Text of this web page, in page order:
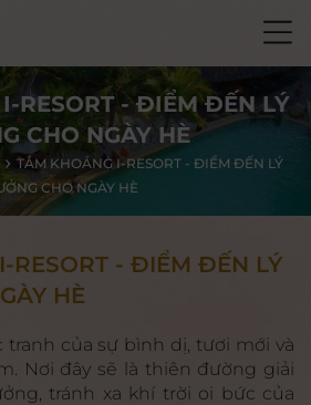
RESORT - ĐIỂM ĐẾN LÝ
CHO NGÀY HÈ
TẮM KHOÁNG I-RESORT - ĐIỂM ĐẾN LÝ
CHO NGÀY HÈ
RESORT - ĐIỂM ĐẾN LÝ
HÈ
tranh của sự bình dị, tươi mới và
Nơi đây sẽ là thiên đường giải
tránh xa khí trời oi bức của